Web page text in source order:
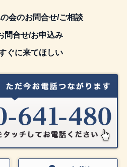
会のお問合せ/ご相談
問合せ/お申込み
ぐに来てほしい